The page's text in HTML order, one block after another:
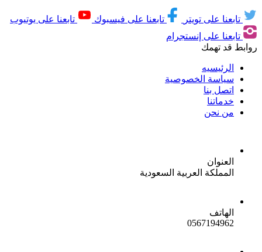
تابعنا على تويتر تابعنا على فيسبوك
تابعنا على يوتيوب
تابعنا على إنستجرام
روابط قد تهمك
الرئيسيه
سياسة الخصوصية
اتصل بنا
خدماتنا
من نحن
العنوان
المملكة العربية السعودية
الهاتف
0567194962